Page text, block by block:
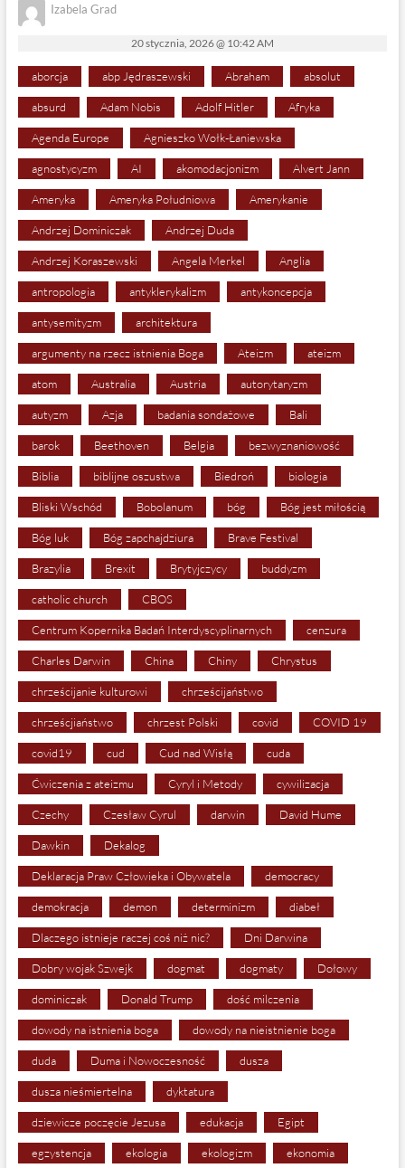
Izabela Grad
20 stycznia, 2026 @ 10:42 AM
aborcja abp Jędraszewski Abraham absolut
absurd Adam Nobis Adolf Hitler Afryka
Agenda Europe Agnieszko Wołk-Łaniewska
agnostycyzm AI akomodacjonizm Alvert Jann
Ameryka Ameryka Południowa Amerykanie
Andrzej Dominiczak Andrzej Duda
Andrzej Koraszewski Angela Merkel Anglia
antropologia antyklerykalizm antykoncepcja
antysemityzm architektura
argumenty na rzecz istnienia Boga Ateizm ateizm
atom Australia Austria autorytaryzm
autyzm Azja badania sondażowe Bali
barok Beethoven Belgia bezwyznaniowość
Biblia biblijne oszustwa Biedroń biologia
Bliski Wschód Bobolanum bóg Bóg jest miłością
Bóg luk Bóg zapchajdziura Brave Festival
Brazylia Brexit Brytyjczycy buddyzm
catholic church CBOS
Centrum Kopernika Badań Interdyscyplinarnych cenzura
Charles Darwin China Chiny Chrystus
chrześcijanie kulturowi chrześcijaństwo
chrześcjiaństwo chrzest Polski covid COVID 19
covid19 cud Cud nad Wisłą cuda
Ćwiczenia z ateizmu Cyryl i Metody cywilizacja
Czechy Czesław Cyrul darwin David Hume
Dawkin Dekalog
Deklaracja Praw Człowieka i Obywatela democracy
demokracja demon determinizm diabeł
Dlaczego istnieje raczej coś niż nic? Dni Darwina
Dobry wojak Szwejk dogmat dogmaty Dołowy
dominiczak Donald Trump dość milczenia
dowody na istnienia boga dowody na nieistnienie boga
duda Duma i Nowoczesność dusza
dusza nieśmiertelna dyktatura
dziewicze poczęcie Jezusa edukacja Egipt
egzystencja ekologia ekologizm ekonomia